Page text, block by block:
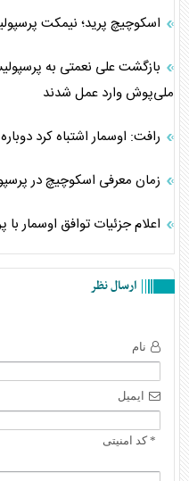
اسکوچیچ پرید؛ نیمکت پرسپولیس بین ۵
بازگشت علی نعمتی به
ملی‌پوش وارد عمل شدند
رافت: اوسمار اشتباه کرد
زمان معرفی اسکوچیچ در
اعلام جزئیات توافق اوسمار
ارسال نظر
نام
ایمیل
* کد امنیتی